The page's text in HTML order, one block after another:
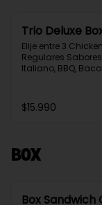
Trio Deluxe
Elije entre 3
Regulares
Italiano, BBQ,
$15.990
Box
Box Sandwich